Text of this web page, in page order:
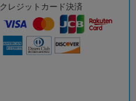
クレジットカード決済